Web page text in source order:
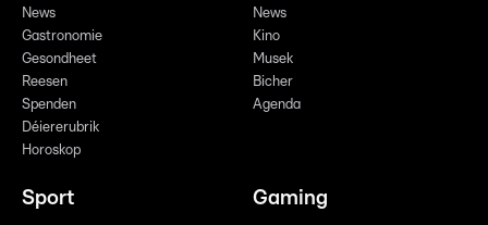
News
Gastronomie
Gesondheet
Reesen
Spenden
Déiererubrik
Horoskop
News
Kino
Musek
Bicher
Agenda
Sport Gaming